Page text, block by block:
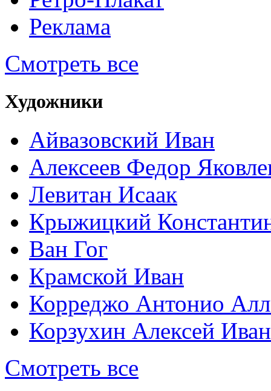
Реклама
Смотреть все
Художники
Айвазовский Иван
Алексеев Федор
Левитан Исаак
Крыжицкий
Ван Гог
Крамской Иван
Корреджо Антонио
Корзухин Алексей
Смотреть все